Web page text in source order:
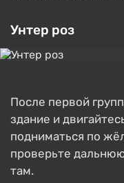
Унтер роз
После первой
здание и
подниматься по
проверьте
там.